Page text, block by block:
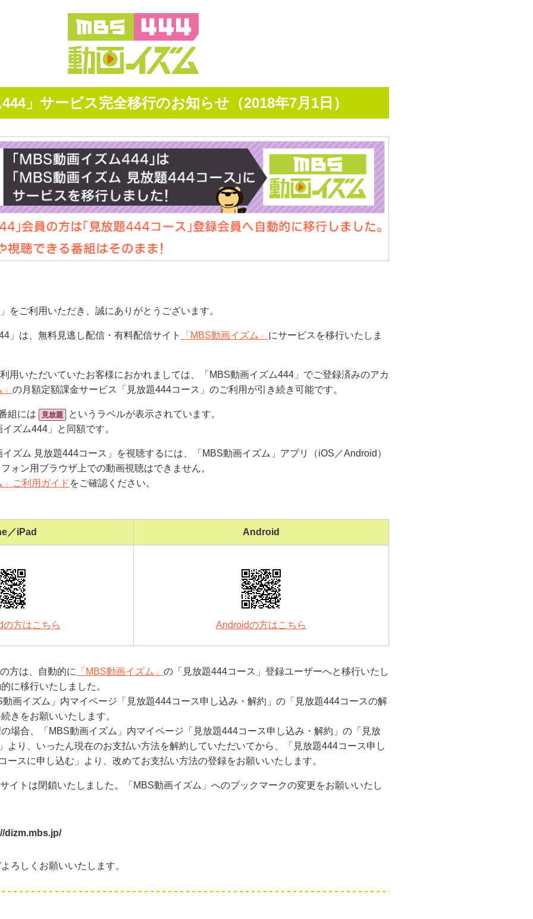
」サービス完全移行のお知らせ（2018年7月1日）
をご利用いただき、誠にありがとうございます。
」は、無料見逃し配信・有料配信サイト 「MBS動画イズム」 にサービスを移行いたしま
用いただいていたお客様におかれましては、「MBS動画イズム444」でご登録済みのアカ
の月額定額課金サービス「見放題444コース」のご利用が引き続き可能です。
組には 見放題
というラベルが表示されています。
ズム444」と同額です。
ズム 見放題444コース」を視聴するには、「MBS動画イズム」アプリ（iOS／Android）
ォン用ブラウザ上での動画視聴はできません。
ご利用ガイド をご確認ください。
／iPad Android
方はこちら Androidの方はこちら
方は、自動的に 「MBS動画イズム」 の「見放題444コース」登録ユーザーへと移行いたし
に移行いたしました。
画イズム」内マイページ「見放題444コース申し込み・解約」の「見放題444コースの解
きをお願いいたします。
場合、「MBS動画イズム」内マイページ「見放題444コース申し込み・解約」の「見放
より、いったん現在のお支払い方法を解約していただいてから、「見放題444コース申し
ースに申し込む」より、改めてお支払い方法の登録をお願いいたします。
イトは閉鎖いたしました。「MBS動画イズム」へのブックマークの変更をお願いいたし
ろしくお願いいたします。